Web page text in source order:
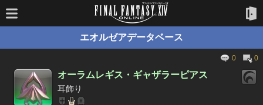
エオルゼアデータベース
0 0
オーラムレギス・ギャザラーピアス
耳飾り